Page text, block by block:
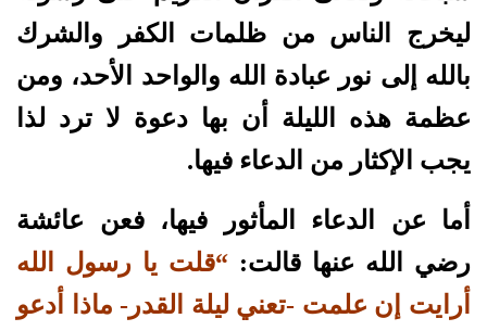
ليخرج الناس من ظلمات الكفر والشرك
بالله إلى نور عبادة الله والواحد الأحد، ومن
عظمة هذه الليلة أن بها دعوة لا ترد لذا
يجب الإكثار من الدعاء فيها.
أما عن الدعاء المأثور فيها، فعن عائشة
رضي الله عنها قالت: “قلت يا رسول الله
أرايت إن علمت -تعني ليلة القدر- ماذا أدعو